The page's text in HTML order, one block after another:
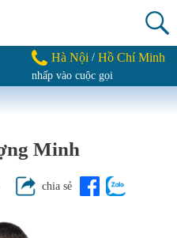
Hà Nội / Hồ Chí Minh
nhấp vào cuộc gọi
Minh
chia sẻ